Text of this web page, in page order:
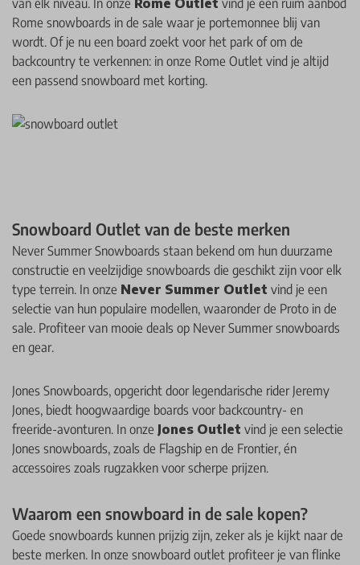
van elk niveau. In onze Rome Outlet vind je een ruim aanbod
Rome snowboards in de sale waar je portemonnee blij van
wordt. Of je nu een board zoekt voor het park of om de
backcountry te verkennen: in onze Rome Outlet vind je altijd
een passend snowboard met korting.
Snowboard Outlet van de beste merken
Never Summer Snowboards staan bekend om hun duurzame
constructie en veelzijdige snowboards die geschikt zijn voor elk
type terrein. In onze Never Summer Outlet vind je een
selectie van hun populaire modellen, waaronder de Proto in de
sale. Profiteer van mooie deals op Never Summer snowboards
en gear.
Jones Snowboards, opgericht door legendarische rider Jeremy
Jones, biedt hoogwaardige boards voor backcountry- en
freeride-avonturen. In onze Jones Outlet vind je een selectie
Jones snowboards, zoals de Flagship en de Frontier, én
accessoires zoals rugzakken voor scherpe prijzen.
Waarom een snowboard in de sale kopen?
Goede snowboards kunnen prijzig zijn, zeker als je kijkt naar de
beste merken. In onze snowboard outlet profiteer je van flinke